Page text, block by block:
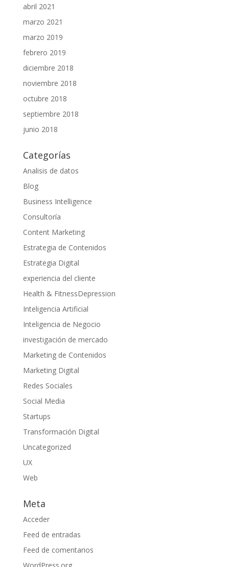
abril 2021
marzo 2021
marzo 2019
febrero 2019
diciembre 2018
noviembre 2018
octubre 2018
septiembre 2018
junio 2018
Categorías
Analisis de datos
Blog
Business Intelligence
Consultoría
Content Marketing
Estrategia de Contenidos
Estrategia Digital
experiencia del cliente
Health & FitnessDepression
Inteligencia Artificial
Inteligencia de Negocio
investigación de mercado
Marketing de Contenidos
Marketing Digital
Redes Sociales
Social Media
Startups
Transformación Digital
Uncategorized
UX
Web
Meta
Acceder
Feed de entradas
Feed de comentarios